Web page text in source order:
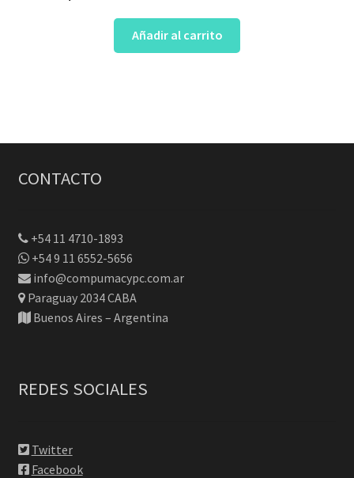
Añadir al carrito
CONTACTO
+54 11 4710-1893
+54 9 11 6552-5656
info@compumacypc.com.ar
Paraguay 2034 CABA
Buenos Aires – Argentina
REDES SOCIALES
Twitter
Facebook